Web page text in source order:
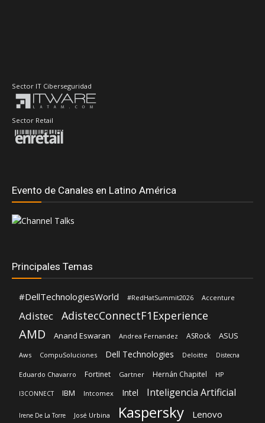
Sector IT Ciberseguridad
Sector Retail
Evento de Canales en Latino América
Principales Temas
#DellTechnologiesWorld #RedHatSummit2026 Accenture
Adistec AdistecConnectF1Experience
AMD Anand Eswaran Andrea Fernandez ASRock ASUS
Aws CompuSoluciones Dell Technologies Deloitte Distecna
Eduardo Chavarro Fortinet Gartner Hernán Chapitel HP
I3CONNECT IBM Intcomex Intel Inteligencia Artificial
Irene De La Torre José Urbina Kaspersky Lenovo